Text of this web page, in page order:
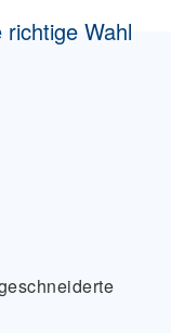
richtige Wahl